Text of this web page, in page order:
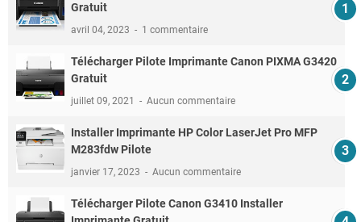
Gratuit
avril 04, 2023 1 commentaire
Télécharger Pilote Imprimante Canon PIXMA G3420
Gratuit
juillet 09, 2021 Aucun commentaire
Installer Imprimante HP Color LaserJet Pro MFP
M283fdw Pilote
janvier 17, 2023 Aucun commentaire
Télécharger Pilote Canon G3410 Installer